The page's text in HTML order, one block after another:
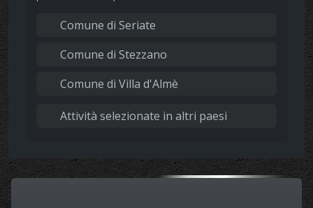
Comune di Seriate
Comune di Stezzano
Comune di Villa d'Almè
Attività selezionate in altri paesi